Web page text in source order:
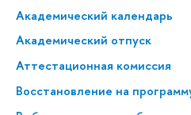
Академический календарь
Академический отпуск
Аттестационная комиссия
Восстановление на